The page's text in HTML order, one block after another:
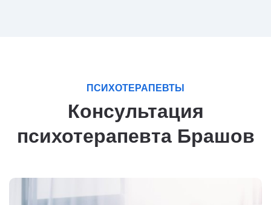
ПСИХОТЕРАПЕВТЫ
Консультация
психотерапевта Брашов